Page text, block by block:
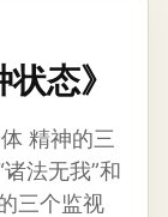
态》
精神的三
法无我”和
三个监视